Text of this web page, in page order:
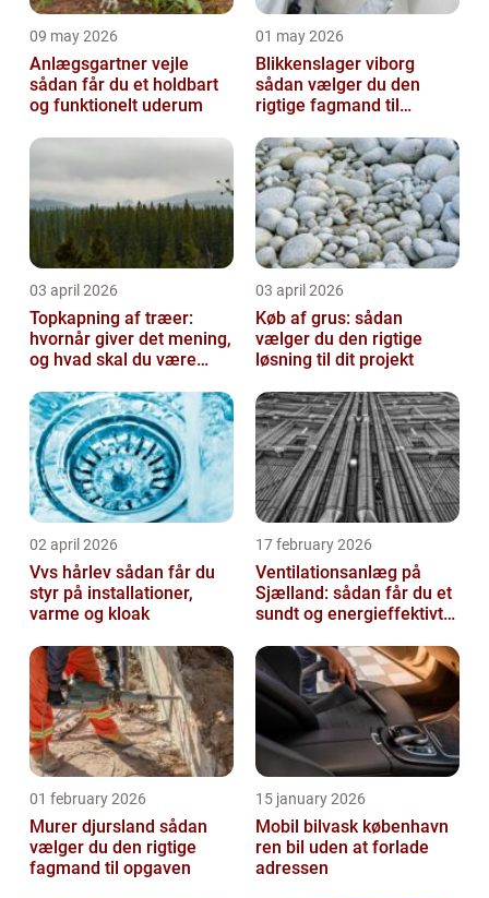
09 may 2026
Anlægsgartner vejle
sådan får du et holdbart
og funktionelt uderum
01 may 2026
Blikkenslager viborg
sådan vælger du den
rigtige fagmand til
03 april 2026
Topkapning af træer:
hvornår giver det mening,
og hvad skal du være
03 april 2026
Køb af grus: sådan
vælger du den rigtige
løsning til dit projekt
02 april 2026
Vvs hårlev sådan får du
styr på installationer,
varme og kloak
17 february 2026
Ventilationsanlæg på
Sjælland: sådan får du et
sundt og energieffektivt
01 february 2026
Murer djursland sådan
vælger du den rigtige
fagmand til opgaven
15 january 2026
Mobil bilvask københavn
ren bil uden at forlade
adressen